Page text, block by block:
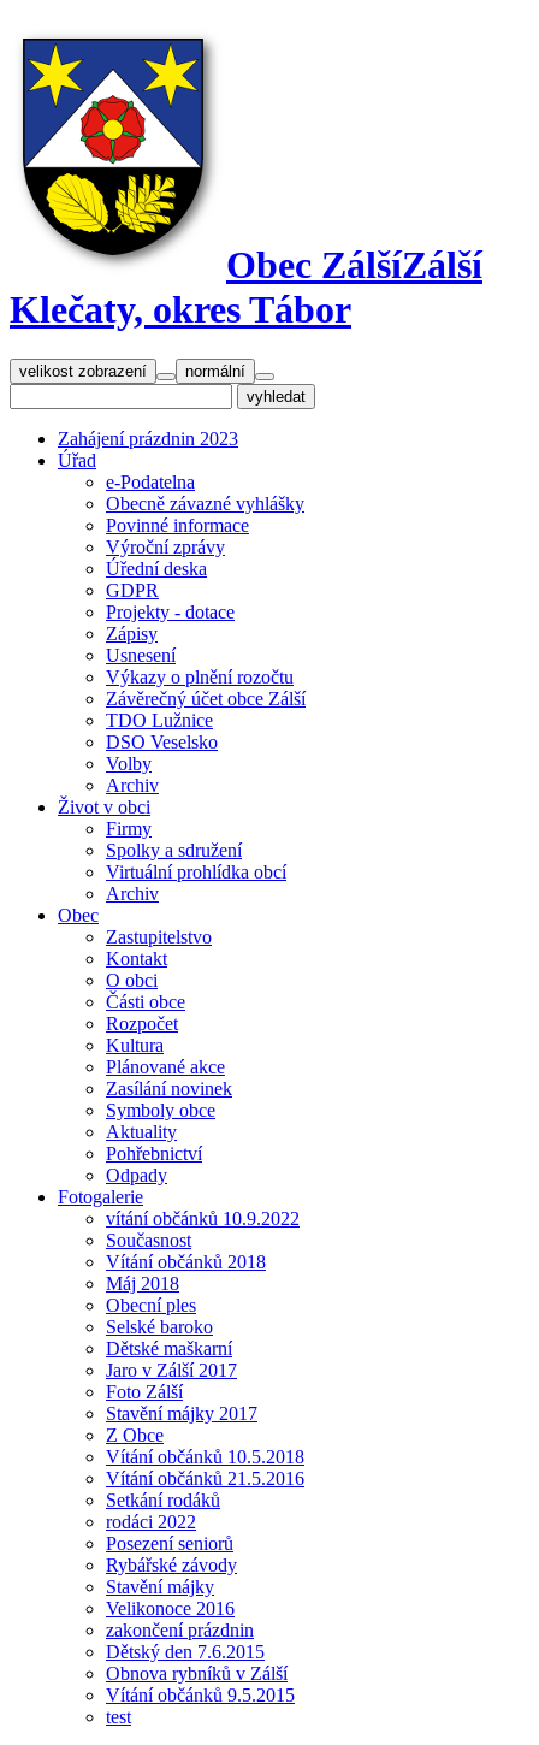
Obec ZálšíZálší
Klečaty, okres Tábor
velikost zobrazení normální
Zahájení prázdnin 2023
Úřad
e-Podatelna
Obecně závazné vyhlášky
Povinné informace
Výroční zprávy
Úřední deska
GDPR
Projekty - dotace
Zápisy
Usnesení
Výkazy o plnění rozočtu
Závěrečný účet obce Zálší
TDO Lužnice
DSO Veselsko
Volby
Archiv
Život v obci
Firmy
Spolky a sdružení
Virtuální prohlídka obcí
Archiv
Obec
Zastupitelstvo
Kontakt
O obci
Části obce
Rozpočet
Kultura
Plánované akce
Zasílání novinek
Symboly obce
Aktuality
Pohřebnictví
Odpady
Fotogalerie
vítání občánků 10.9.2022
Současnost
Vítání občánků 2018
Máj 2018
Obecní ples
Selské baroko
Dětské maškarní
Jaro v Zálší 2017
Foto Zálší
Stavění májky 2017
Z Obce
Vítání občánků 10.5.2018
Vítání občánků 21.5.2016
Setkání rodáků
rodáci 2022
Posezení seniorů
Rybářské závody
Stavění májky
Velikonoce 2016
zakončení prázdnin
Dětský den 7.6.2015
Obnova rybníků v Zálší
Vítání občánků 9.5.2015
test